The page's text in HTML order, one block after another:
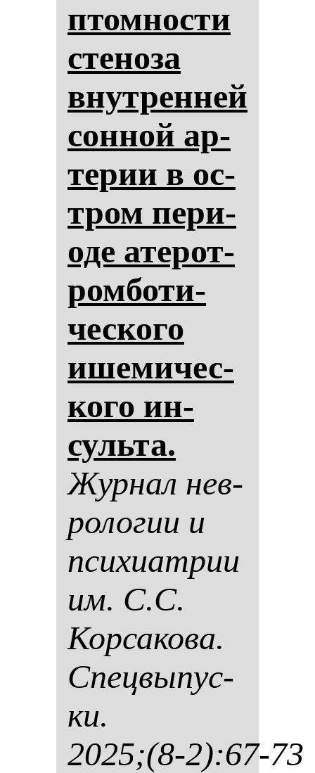
птом­нос­ти
сте­но­за
внут­рен­ней
сон­ной ар­
те­рии в ос­
тром пе­ри­
оде ате­рот­
ром­бо­ти­
чес­ко­го
ише­ми­чес­
ко­го ин­
суль­та.
Жур­нал нев­
ро­ло­гии и
пси­хи­ат­рии
им. С.С.
Кор­са­ко­ва.
Спец­вы­пус­
ки.
2025;(8-2):67-73